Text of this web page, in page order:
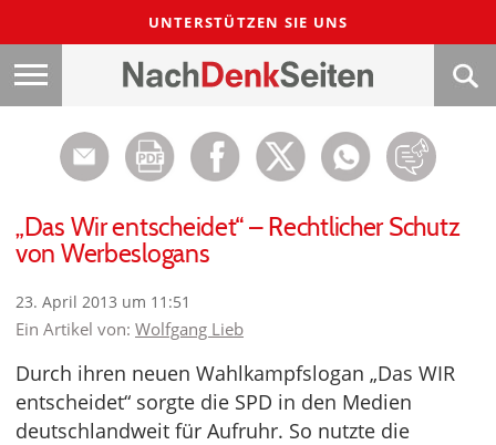
UNTERSTÜTZEN SIE UNS
„Das Wir entscheidet“ – Rechtlicher Schutz
von Werbeslogans
23. April 2013 um 11:51
Ein Artikel von: Wolfgang Lieb
Durch ihren neuen Wahlkampfslogan „Das WIR
entscheidet“ sorgte die SPD in den Medien
deutschlandweit für Aufruhr. So nutzte die